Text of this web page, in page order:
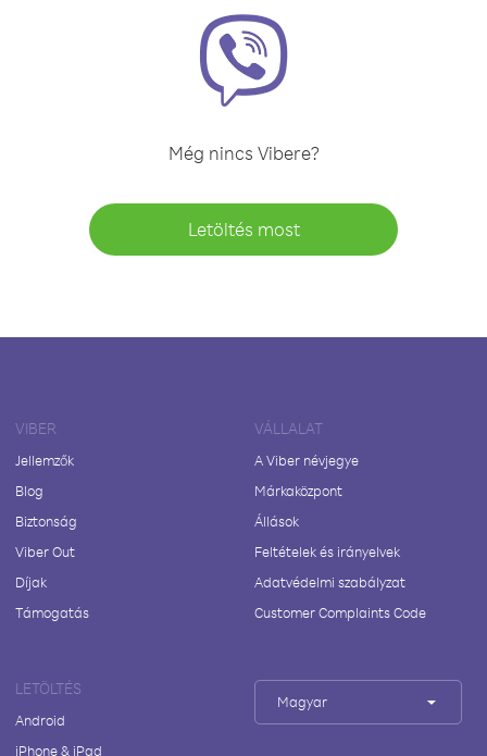
Még nincs Vibere?
Letöltés most
VIBER
Jellemzők
Blog
Biztonság
Viber Out
Díjak
Támogatás
VÁLLALAT
A Viber névjegye
Márkaközpont
Állások
Feltételek és irányelvek
Adatvédelmi szabályzat
Customer Complaints Code
LETÖLTÉS
Android
iPhone & iPad
Magyar